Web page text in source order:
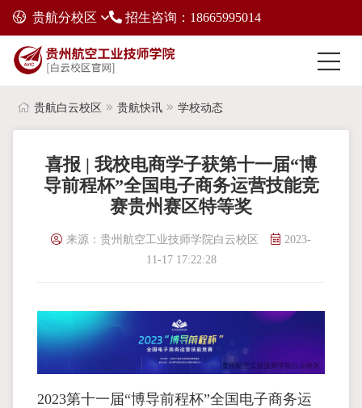
贵航分校区 招生咨询：18665995014
贵航白云校区 贵航快讯 学校动态
喜报 | 我校电商学子获第十一届“博
导前程杯”全国电子商务运营技能竞
赛贵州赛区特等奖
来源：贵州航空工业技师学院白云校区
2023-
11-17 17:22:28
2023第十一届“博导前程杯”全国电子商务运